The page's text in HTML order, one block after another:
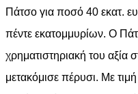
Πάτσο για ποσό 40 εκατ.
πέντε εκατομμυρίων. Ο
χρηματιστηριακή του αξία
μετακόμισε πέρυσι. Με